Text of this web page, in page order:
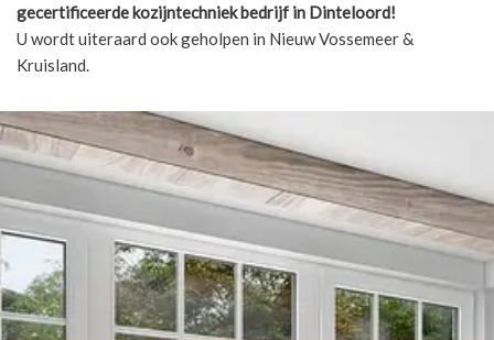
gecertificeerde kozijntechniek bedrijf in Dinteloord!
U wordt uiteraard ook geholpen in Nieuw Vossemeer &
Kruisland.